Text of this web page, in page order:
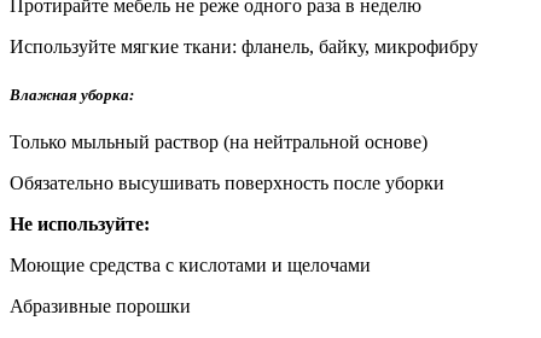
Протирайте мебель не реже одного раза в неделю
Используйте мягкие ткани: фланель, байку, микрофибру
Влажная уборка:
Только мыльный раствор (на нейтральной основе)
Обязательно высушивать поверхность после уборки
Не используйте:
Моющие средства с кислотами и щелочами
Абразивные порошки